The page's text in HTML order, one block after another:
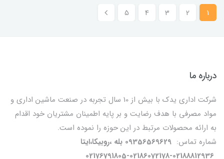
ما
شرکت اداری یدک با بیش از 10 سال تجربه در صنعت ماشین اداری و
با هدف رضایت و بر پایه اطمینان مشتریان خود اقدام
محصولات مرتبط در این حوزه را نموده است.
تماس:09356569629 بله ،روبیکا،ایتا
02176791805-02186072178-